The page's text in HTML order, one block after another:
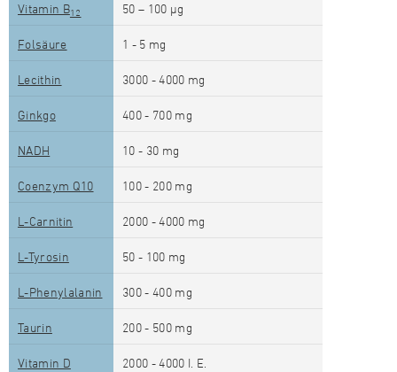
Vitamin B12 50 – 100 µg
Folsäure 1 - 5 mg
Lecithin 3000 - 4000 mg
Ginkgo 400 - 700 mg
NADH 10 - 30 mg
Coenzym Q10 100 - 200 mg
L-Carnitin 2000 - 4000 mg
L-Tyrosin 50 - 100 mg
L-Phenylalanin 300 - 400 mg
Taurin 200 - 500 mg
Vitamin D 2000 - 4000 I. E.